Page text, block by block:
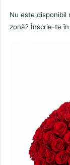
Nu este disponibil
zonă? Înscrie-te